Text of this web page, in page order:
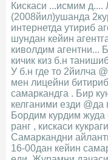
Кискаси ...исмим
(2008йил)ушанда
интернетда утириб
шундан кейин
киволдим агентни...
кичик киз б.н
У б.н где то 2йилча
мен лицейни
самаркандга . Бир
келганими езди
Бордим курдим жуда
ранг , кискаси
Самаркандни
16-00дан кейин